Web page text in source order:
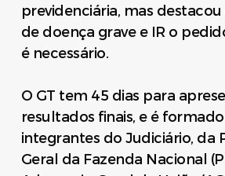
previdenciária, mas
de doença grave e IR o
é necessário.
O GT tem 45 dias para
resultados finais, e é
integrantes do Judiciário, da
Geral da Fazenda Nacional